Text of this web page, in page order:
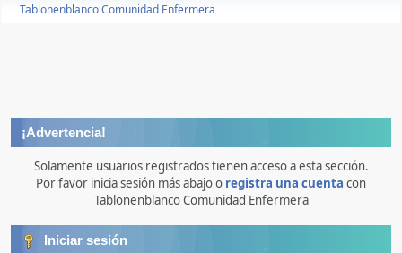
Tablonenblanco Comunidad Enfermera
¡Advertencia!
Solamente usuarios registrados tienen acceso a esta sección.
Por favor inicia sesión más abajo o registra una cuenta con
Tablonenblanco Comunidad Enfermera
Iniciar sesión